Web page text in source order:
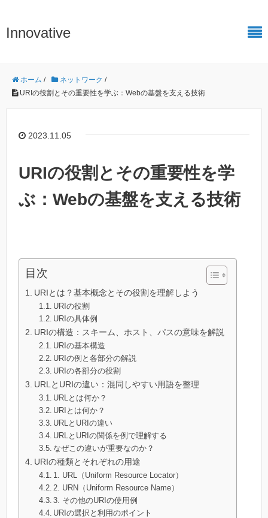
Innovative
ホーム / ネットワーク /
URIの役割とその重要性を学ぶ：Webの基盤を支える技術
2023.11.05
URIの役割とその重要性を学
ぶ：Webの基盤を支える技術
目次
URIとは？基本概念とその役割を理解しよう
URIの役割
URIの具体例
URIの構造：スキーム、ホスト、パスの意味を解説
URIの基本構造
URIの例と各部分の解説
URIの各部分の役割
URLとURIの違い：混同しやすい用語を整理
URLとは何か？
URIとは何か？
URLとURIの違い
URLとURIの関係を例で理解する
なぜこの違いが重要なのか？
URIの種類とそれぞれの用途
1. URL（Uniform Resource Locator）
2. URN（Uniform Resource Name）
3. その他のURIの使用例
URIの選択と利用のポイント